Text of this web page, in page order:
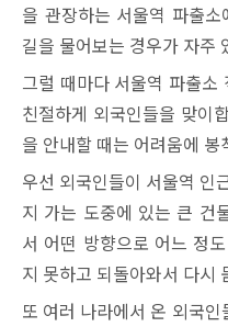
을 관장하는 서울역 파출
길을 물어보는 경우가 자주
그럴 때마다 서울역 파출소
친절하게 외국인들을 맞이
을 안내할 때는 어려움에
우선 외국인들이 서울역 인
지 가는 도중에 있는 큰 건
서 어떤 방향으로 어느 정
지 못하고 되돌아와서 다시
또 여러 나라에서 온 외국